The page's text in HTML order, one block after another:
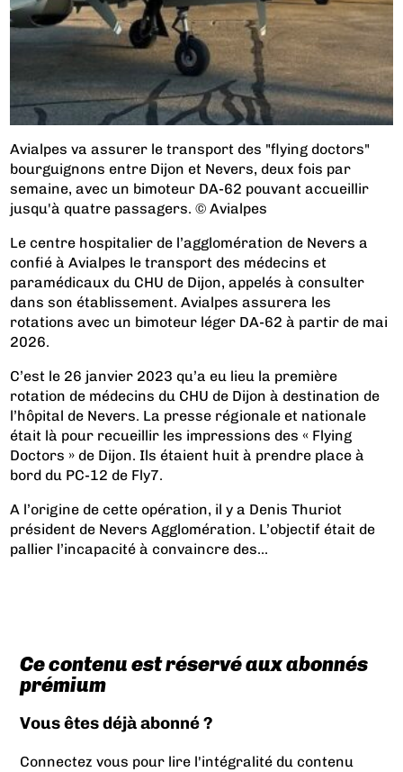
Avialpes va assurer le transport des "flying doctors"
bourguignons entre Dijon et Nevers, deux fois par
semaine, avec un bimoteur DA-62 pouvant accueillir
jusqu'à quatre passagers. © Avialpes
Le centre hospitalier de l’agglomération de Nevers a
confié à Avialpes le transport des médecins et
paramédicaux du CHU de Dijon, appelés à consulter
dans son établissement. Avialpes assurera les
rotations avec un bimoteur léger DA-62 à partir de mai
2026.
C’est le 26 janvier 2023 qu’a eu lieu la première
rotation de médecins du CHU de Dijon à destination de
l’hôpital de Nevers. La presse régionale et nationale
était là pour recueillir les impressions des « Flying
Doctors » de Dijon. Ils étaient huit à prendre place à
bord du PC-12 de Fly7.
A l’origine de cette opération, il y a Denis Thuriot
président de Nevers Agglomération. L’objectif était de
pallier l’incapacité à convaincre des...
Ce contenu est réservé aux abonnés
prémium
Vous êtes déjà abonné ?
Connectez vous pour lire l'intégralité du contenu